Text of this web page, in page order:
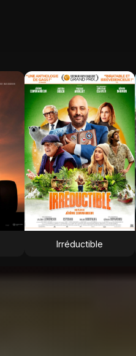
Irréductible